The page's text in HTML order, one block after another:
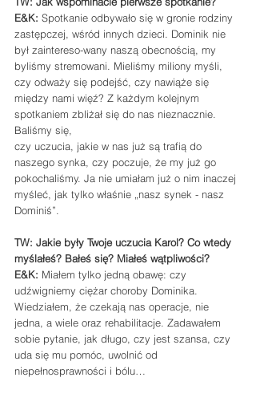
E&K: Spotkanie odbywało się w gronie rodziny
zastępczej, wśród innych dzieci. Dominik nie
był zaintereso-wany naszą obecnością, my
byliśmy stremowani. Mieliśmy miliony myśli,
czy odważy się podejść, czy nawiąże się
między nami więź? Z każdym kolejnym
spotkaniem zbliżał się do nas nieznacznie.
Baliśmy się,
czy uczucia, jakie w nas już są trafią do
naszego synka, czy poczuje, że my już go
pokochaliśmy. Ja nie umiałam już o nim inaczej
myśleć, jak tylko właśnie „nasz synek - nasz
Dominiś”.
TW: Jakie były Twoje uczucia Karol? Co wtedy
myślałeś? Bałeś się? Miałeś wątpliwości?
E&K: Miałem tylko jedną obawę: czy
udźwigniemy ciężar choroby Dominika.
Wiedziałem, że czekają nas operacje, nie
jedna, a wiele oraz rehabilitacje. Zadawałem
sobie pytanie, jak długo, czy jest szansa, czy
uda się mu pomóc, uwolnić od
niepełnosprawności i bólu…